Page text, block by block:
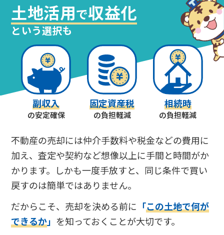
土地活用で収益化
という選択も
副収入
の安定確保
固定資産税
の負担軽減
相続時
の負担軽減
不動産の売却には仲介手数料や税金などの費用に
加え、査定や契約など想像以上に手間と時間がか
かります。しかも一度手放すと、同じ条件で買い
戻すのは簡単ではありません。
だからこそ、売却を決める前に 「この土地で何が
できるか」 を知っておくことが大切です。